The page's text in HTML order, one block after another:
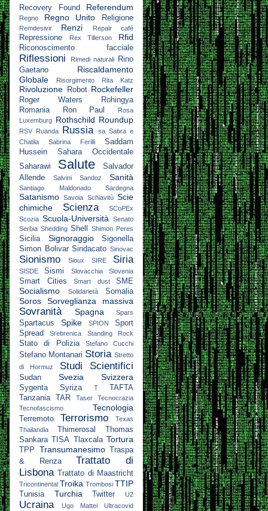
Recovery Found
Referendum
Regno Regno Unito Religione
Remdesivir Renzi Repair café
Repressione Rex Tillerson Rfid
Riconoscimento facciale
Riflessioni Rimedi naturali
Rino
Gaetano
Riscaldamento
Globale
Risorgimento Rita Katz
Rivoluzione Robot Rockefeller
Roger Waters
Rohingya
Romania
Ron Paul
Rosa
Luxemburg Rothschild Roundup
RSV Ruanda Russia sa Sabra e
Chatila
Sabrina Ferilli
Saddam
Hussein
Sahara Occidentale
Saharawi
Salute
Salvador
Allende
Salvini Sandoz Sanità
Santiago Maldonado Sardegna
Satanismo Savoia Schiavitù Scie
chimiche
Scienza
SCoPEx
Scozia Scuola-Università
Senato
Serbia Shedding Shell Shimon Peres
Sicilia Signoraggio
Sigonella
Simon Bolivar Sindacato Sinovac
Sionismo Sioux SIRE Siria
SISDE Sismi Slovacchia Slovenia
Smart Cities Smart dust SME
Socialismo Solidarietà Somalia
Soros Sorveglianza massiva
Sovranità Spagna Spars
Spartacus Spike SPION
Sport
Spread
Srebrenica Standing Rock
Stato di Polizia Stefano Cucchi
Stefano Montanari Storia Stretto
di Hormuz
Studi Scientifici
Sudan Svezia Svizzera
Sygenta Syriza T
TAFTA
Tanzania
TAR Taser
Tecnocrazia
Tecnofascismo
Tecnologia
Terremoto Terrorismo
Texas
Thailandia
Thimerosal
Thomas
Sankara TISA Tlaxcala Tortura
TPP Transumanesimo Traspa
& Renza
Trattato di
Lisbona Trattato di Maastricht
Tricontinental Troika Trombosi TTIP
Tunisia Turchia Twitter U2
Ucraina Ugo Mattei Ultracovid